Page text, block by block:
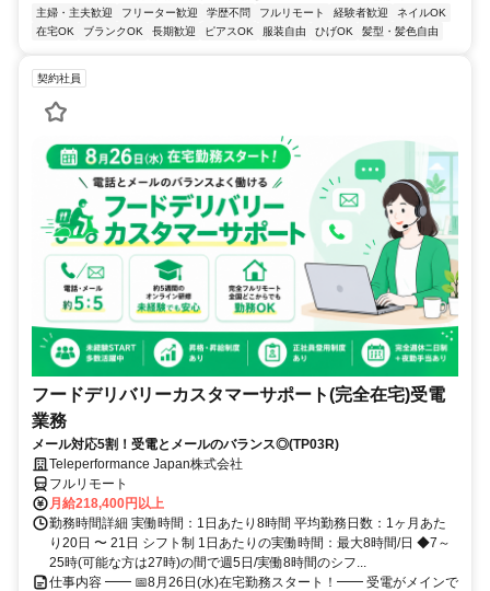
主婦・主夫歓迎 フリーター歓迎 学歴不問 フルリモート 経験者歓迎
ネイルOK
在宅OK
ブランクOK 長期歓迎 ピアスOK 服装自由 ひげOK 髪型・髪色自由
契約社員
フードデリバリーカスタマーサポート(完全在宅)受電
業務
メール対応5割！受電とメールのバランス◎(TP03R)
Teleperformance Japan株式会社
フルリモート
月給218,400円以上
勤務時間詳細 実働時間：1日あたり8時間 平均勤務日数：1ヶ月あた
り20日 〜 21日 シフト制 1日あたりの実働時間：最大8時間/日 ◆7～
25時(可能な方は27時)の間で週5日/実働8時間のシフ...
仕事内容 ━━ 📅8月26日(水)在宅勤務スタート！━━ 受電がメインで